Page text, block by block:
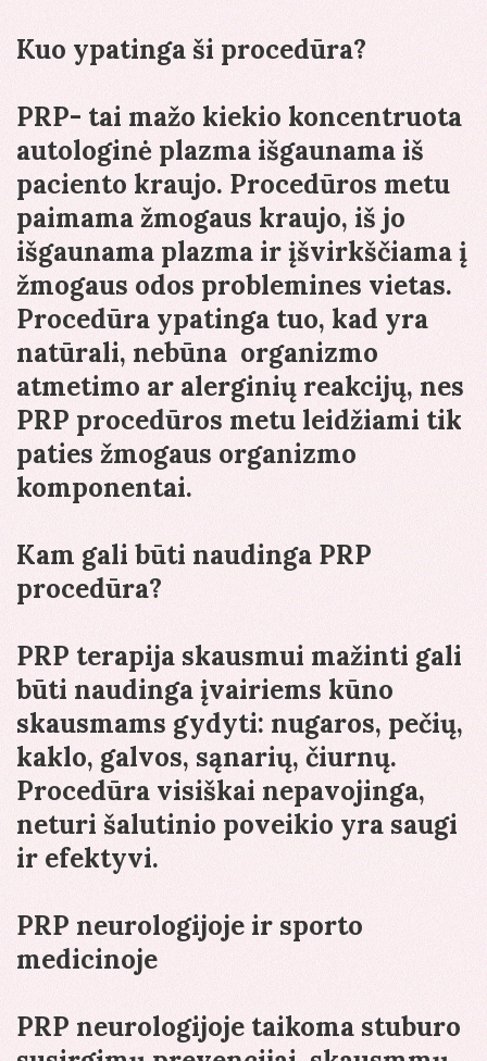
Kuo ypatinga ši procedūra?
PRP- tai mažo kiekio koncentruota
autologinė plazma išgaunama iš
paciento kraujo. Procedūros metu
paimama žmogaus kraujo, iš jo
išgaunama plazma ir įšvirkščiama į
žmogaus odos problemines vietas.
Procedūra ypatinga tuo, kad yra
natūrali, nebūna organizmo
atmetimo ar alerginių reakcijų, nes
PRP procedūros metu leidžiami tik
paties žmogaus organizmo
komponentai.
Kam gali būti naudinga PRP
procedūra?
PRP terapija skausmui mažinti gali
būti naudinga įvairiems kūno
skausmams gydyti: nugaros, pečių,
kaklo, galvos, sąnarių, čiurnų.
Procedūra visiškai nepavojinga,
neturi šalutinio poveikio yra saugi
ir efektyvi.
PRP neurologijoje ir sporto
medicinoje
PRP neurologijoje taikoma stuburo